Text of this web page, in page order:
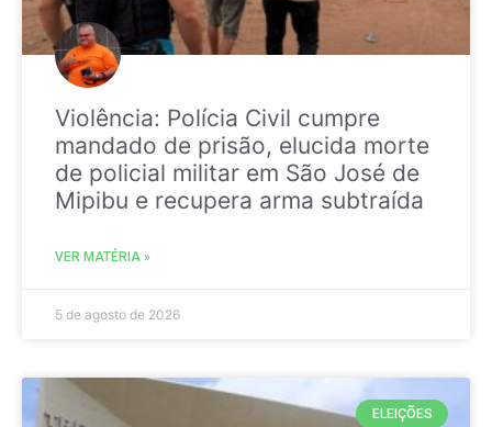
Violência: Polícia Civil cumpre
mandado de prisão, elucida morte
de policial militar em São José de
Mipibu e recupera arma subtraída
VER MATÉRIA »
5 de agosto de 2026
ELEIÇÕES